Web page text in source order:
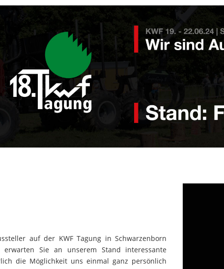
auf der KWF Tagung in Schwarzenborn
Sie an unserem Stand interessante
die Möglichkeit uns einmal ganz persönlich